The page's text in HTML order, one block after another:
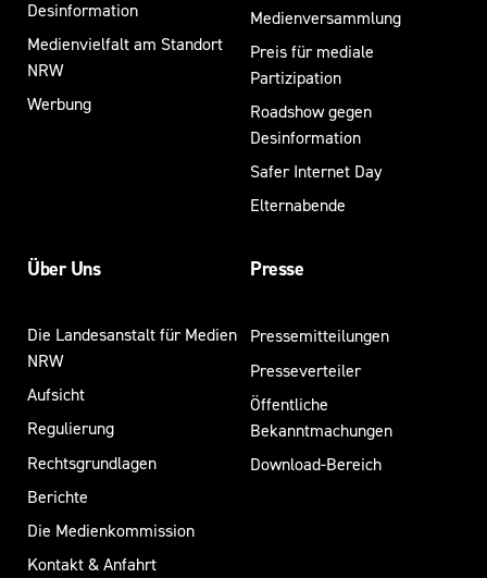
Desinformation
Medienvielfalt am Standort
NRW
Werbung
Medienversammlung
Preis für mediale
Partizipation
Roadshow gegen
Desinformation
Safer Internet Day
Elternabende
Über Uns
Die Landesanstalt für Medien
NRW
Aufsicht
Regulierung
Rechtsgrundlagen
Berichte
Die Medienkommission
Kontakt & Anfahrt
Presse
Pressemitteilungen
Presseverteiler
Öffentliche
Bekanntmachungen
Download-Bereich